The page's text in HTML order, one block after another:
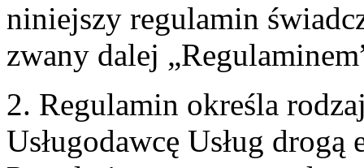
niniejszy regulamin
zwany dalej
2. Regulamin określa
Usługodawcę Usług